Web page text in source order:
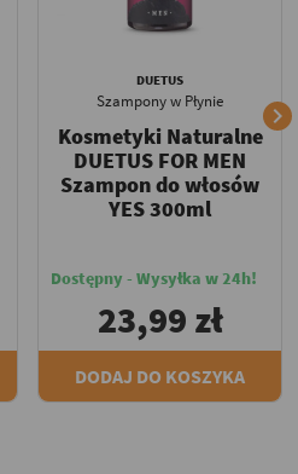
DUETUS
Szampony w Płynie
Kosmetyki Naturalne
DUETUS FOR MEN
Szampon do włosów
YES 300ml
Dostępny - Wysyłka w 24h!
23,99 zł
DODAJ DO KOSZYKA
